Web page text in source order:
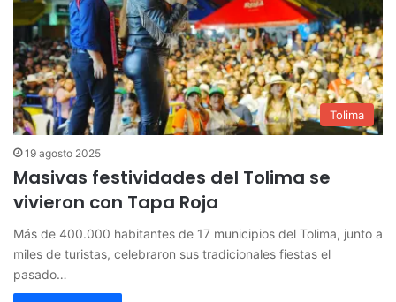
Tolima
19 agosto 2025
Masivas festividades del Tolima se
vivieron con Tapa Roja
Más de 400.000 habitantes de 17 municipios del Tolima, junto a
miles de turistas, celebraron sus tradicionales fiestas el
pasado…